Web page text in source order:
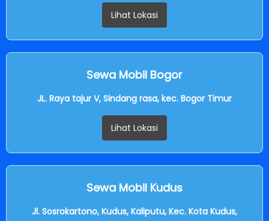
Lihat Lokasi
Sewa Mobil Bogor
JL. Raya tajur V, Sindang rasa, kec. Bogor Timur
Lihat Lokasi
Sewa Mobil Kudus
Jl. Sosrokartono, Kudus, Kaliputu, Kec. Kota Kudus,